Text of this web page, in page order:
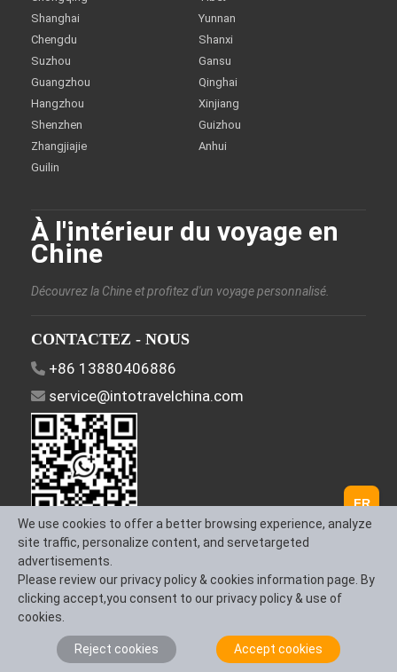
Shanghai
Chengdu
Suzhou
Guangzhou
Hangzhou
Shenzhen
Zhangjiajie
Guilin
Yunnan
Shanxi
Gansu
Qinghai
Xinjiang
Guizhou
Anhui
À l'intérieur du voyage en
Chine
Découvrez la Chine et profitez d'un voyage personnalisé.
CONTACTEZ - NOUS
+86 13880406886
service@intotravelchina.com
SUIVEZ - NOUS
À propos de nous Nous contacter
Conditions générales
Politique de
FR
We use cookies to offer a better browsing experience, analyze
site traffic, personalize content, and servetargeted
advertisements.
Please review our privacy policy & cookies information page. By
clicking accept,you consent to our privacy policy & use of
cookies.
Reject cookies Accept cookies